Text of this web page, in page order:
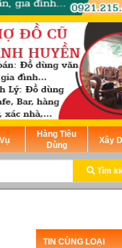
Hàng Tiêu
Dùng
Xây
Tìm
TIN CÙNG LOẠI